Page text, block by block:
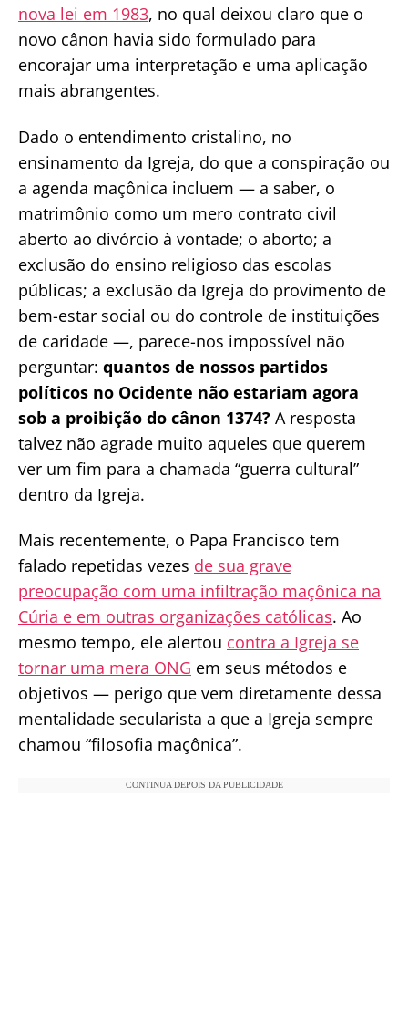
nova lei em 1983, no qual deixou claro que o
novo cânon havia sido formulado para
encorajar uma interpretação e uma aplicação
mais abrangentes.
Dado o entendimento cristalino, no
ensinamento da Igreja, do que a conspiração ou
a agenda maçônica incluem — a saber, o
matrimônio como um mero contrato civil
aberto ao divórcio à vontade; o aborto; a
exclusão do ensino religioso das escolas
públicas; a exclusão da Igreja do provimento de
bem-estar social ou do controle de instituições
de caridade —, parece-nos impossível não
perguntar: quantos de nossos partidos
políticos no Ocidente não estariam agora
sob a proibição do cânon 1374? A resposta
talvez não agrade muito aqueles que querem
ver um fim para a chamada “guerra cultural”
dentro da Igreja.
Mais recentemente, o Papa Francisco tem
falado repetidas vezes de sua grave
preocupação com uma infiltração maçônica na
Cúria e em outras organizações católicas. Ao
mesmo tempo, ele alertou contra a Igreja se
tornar uma mera ONG em seus métodos e
objetivos — perigo que vem diretamente dessa
mentalidade secularista a que a Igreja sempre
chamou “filosofia maçônica”.
CONTINUA DEPOIS DA PUBLICIDADE